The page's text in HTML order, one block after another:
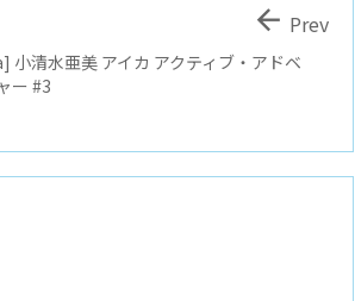
小清水亜美 アイカ アクティブ・アドベ
ー #3
 Prev